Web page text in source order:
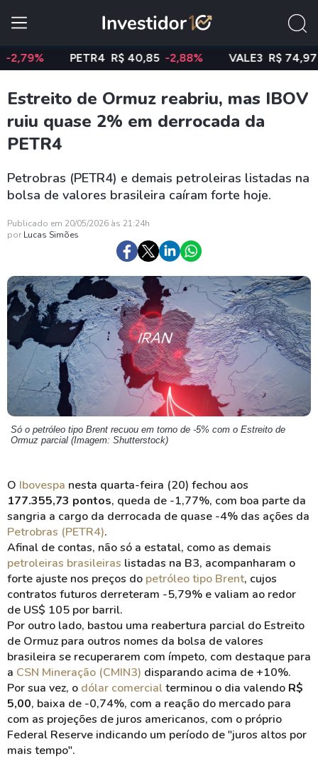
PETR4 R$ 40,85 -2,88% VALE3 R$ 74,97 -
Estreito de Ormuz reabriu, mas IBOV
ruiu quase 2% em derrocada da
PETR4
Petrobras (PETR4) e demais petroleiras listadas na
bolsa de valores brasileira caíram forte hoje.
Publicado em 20/05/2026 às 21:24h
por Lucas Simões
Só o petróleo tipo Brent recuou em torno de -5% com o Estreito de
Ormuz parcial (Imagem: Shutterstock)
O Ibovespa nesta quarta-feira (20) fechou aos
177.355,73 pontos, queda de -1,77%, com boa parte da
sangria a cargo da derrocada de quase -4% das ações da
Petrobras (PETR4).
Afinal de contas, não só a estatal, como as demais
petroleiras brasileiras listadas na B3, acompanharam o
forte ajuste nos preços do petróleo tipo Brent, cujos
contratos futuros derreteram -5,79% e valiam ao redor
de US$ 105 por barril.
Por outro lado, bastou uma reabertura parcial do Estreito
de Ormuz para outros nomes da bolsa de valores
brasileira se recuperarem com ímpeto, com destaque para
a CSN Mineração (CMIN3) disparando acima de +10%.
Por sua vez, o dólar comercialterminou o dia valendo R$
5,00, baixa de -0,74%, com a reação do mercado para
com as projeções de juros americanos, com o próprio
Federal Reserve indicando um período de "juros altos por
mais tempo".